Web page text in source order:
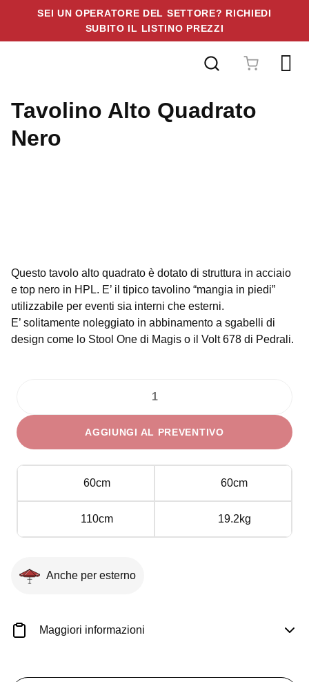
SEI UN OPERATORE DEL SETTORE? RICHIEDI
SUBITO IL LISTINO PREZZI
Tavolino Alto Quadrato
Nero
Questo tavolo alto quadrato è dotato di struttura in acciaio
e top nero in HPL. E’ il tipico tavolino “mangia in piedi”
utilizzabile per eventi sia interni che esterni.
E’ solitamente noleggiato in abbinamento a sgabelli di
design come lo Stool One di Magis o il Volt 678 di Pedrali.
Tavolino
Quadrato
AGGIUNGI AL PREVENTIVO
60cm 60cm
110cm 19.2kg
Anche per esterno
Maggiori informazioni